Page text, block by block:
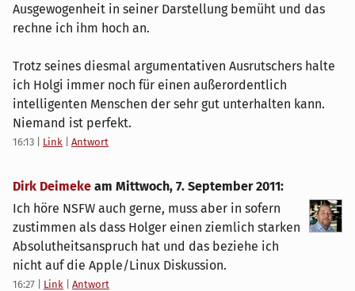
Ausgewogenheit in seiner Darstellung bemüht und das
rechne ich ihm hoch an.
Trotz seines diesmal argumentativen Ausrutschers halte
ich Holgi immer noch für einen außerordentlich
intelligenten Menschen der sehr gut unterhalten kann.
Niemand ist perfekt.
16:13 Link Antwort
Dirk Deimeke am Mittwoch, 7. September 2011:
Ich höre NSFW auch gerne, muss aber in sofern
zustimmen als dass Holger einen ziemlich starken
Absolutheitsanspruch hat und das beziehe ich
nicht auf die Apple/Linux Diskussion.
16:27 Link Antwort